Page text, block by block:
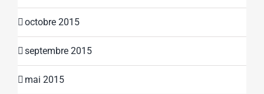
octobre 2015
septembre 2015
mai 2015